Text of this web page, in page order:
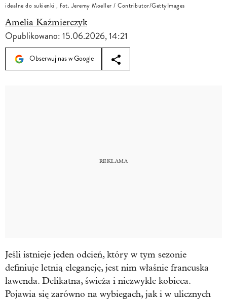
idealne do sukienki , fot. Jeremy Moeller / Contributor/GettyImages
Amelia Kaźmierczyk
Opublikowano:15.06.2026, 14:21
Obserwuj nas w Google
Jeśli istnieje jeden odcień, który w tym sezonie
definiuje letnią elegancję, jest nim właśnie francuska
lawenda. Delikatna, świeża i niezwykle kobieca.
Pojawia się zarówno na wybiegach, jak i w ulicznych